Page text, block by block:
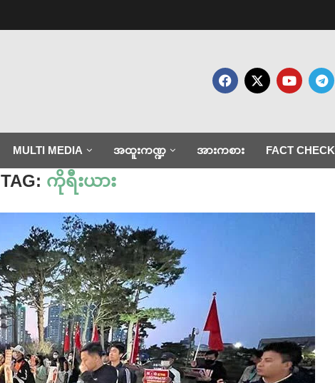
MULTI MEDIA အထူးကဏ္ဍ အားကစား FACT CHECK
TAG: ကိုရီးယား